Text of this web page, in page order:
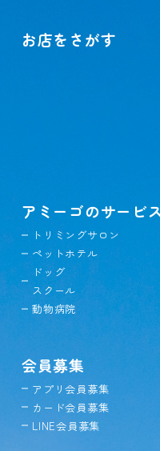
お店をさがす
アミーゴのサービ
トリミングサロン
ペットホテル
ドッグ
スクール
動物病院
会員募集
アプリ会員募集
カード会員募集
LINE会員募集